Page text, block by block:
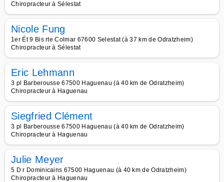
Chiropracteur à Sélestat
Nicole Fung
1er Ét 9 Bis rte Colmar 67600 Selestat (à 37 km de Odratzheim)
Chiropracteur à Sélestat
Eric Lehmann
3 pl Barberousse 67500 Haguenau (à 40 km de Odratzheim)
Chiropracteur à Haguenau
Siegfried Clément
3 pl Barberousse 67500 Haguenau (à 40 km de Odratzheim)
Chiropracteur à Haguenau
Julie Meyer
5 D r Dominicains 67500 Haguenau (à 40 km de Odratzheim)
Chiropracteur à Haguenau